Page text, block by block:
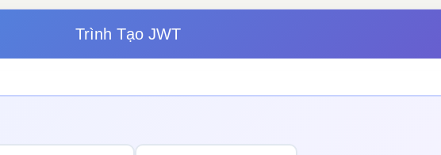
Trình Tạo JWT